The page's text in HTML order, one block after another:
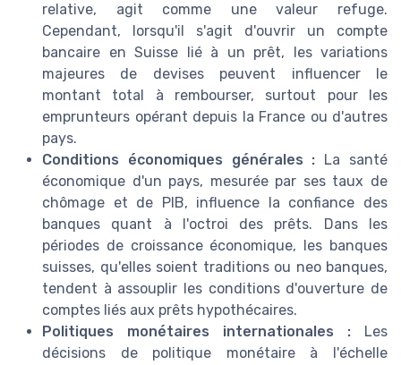
relative, agit comme une valeur refuge.
Cependant, lorsqu'il s'agit d'ouvrir un compte
bancaire en Suisse lié à un prêt, les variations
majeures de devises peuvent influencer le
montant total à rembourser, surtout pour les
emprunteurs opérant depuis la France ou d'autres
pays.
Conditions économiques générales : La santé
économique d'un pays, mesurée par ses taux de
chômage et de PIB, influence la confiance des
banques quant à l'octroi des prêts. Dans les
périodes de croissance économique, les banques
suisses, qu'elles soient traditions ou neo banques,
tendent à assouplir les conditions d'ouverture de
comptes liés aux prêts hypothécaires.
Politiques monétaires internationales : Les
décisions de politique monétaire à l'échelle